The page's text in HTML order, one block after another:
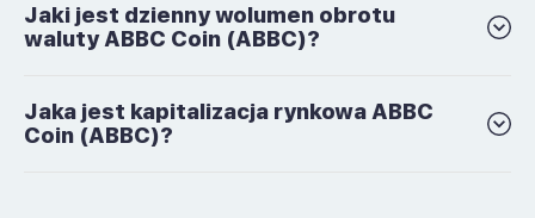
Jaki jest dzienny wolumen obrotu
waluty ABBC Coin (ABBC)?
Jaka jest kapitalizacja rynkowa ABBC
Coin (ABBC)?